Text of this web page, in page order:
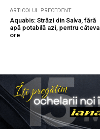
ARTICOLUL PRECEDENT
Aquabis: Străzi din Salva, fără
apă potabilă azi, pentru câteva
ore